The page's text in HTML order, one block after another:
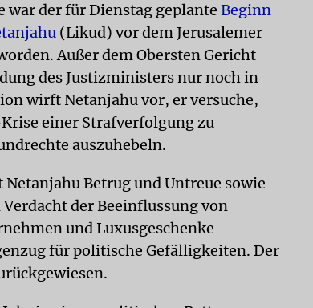
war der für Dienstag geplante Beginn
(Likud) vor dem Jerusalemer
Außer dem Obersten Gericht
des Justizministers nur noch in
wirft Netanjahu vor, er versuche,
einer Strafverfolgung zu
auszuhebeln.
Betrug und Untreue sowie
der Beeinflussung von
und Luxusgeschenke
für politische Gefälligkeiten. Der